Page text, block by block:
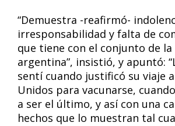
“Demuestra -reafirmó-
irresponsabilidad y falta de
que tiene con el conjunto de la
argentina”, insistió, y apuntó:
sentí cuando justificó su viaje
Unidos para vacunarse,
a ser el último, y así con una
hechos que lo muestran tal